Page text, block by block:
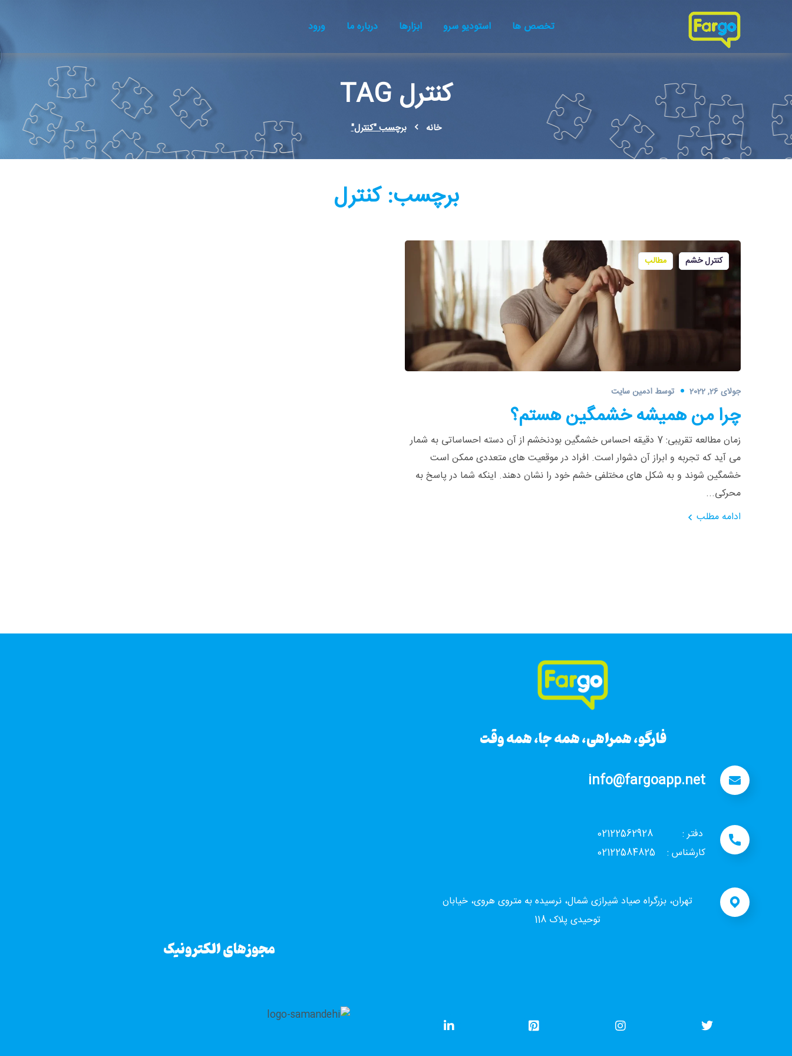
تخصص ها استودیو سرو ابزارها درباره ما ورود
کنترل TAG
خانه برچسب "کنترل"
برچسب:کنترل
کنترل خشم مطالب
جولای 26, 2022 توسط ادمین سایت
چرا من همیشه خشمگین هستم؟
زمان مطالعه تقریبی: 7 دقیقه احساس خشمگین بودنخشم از آن دسته احساساتی به شمار
می آید که تجربه و ابراز آن دشوار است. افراد در موقعیت های متعددی ممکن است
خشمگین شوند و به شکل های مختلفی خشم خود را نشان دهند. اینکه شما در پاسخ به
محرکی...
ادامه مطلب
فارگو، همراهی، همه جا، همه وقت
info@fargoapp.net
دفتر : 02122562928
کارشناس : 02122584825
تهران، بزرگراه صیاد شیرازی شمال، نرسیده به متروی هروی، خیابان
توحیدی پلاک 118
مجوزهای الکترونیک